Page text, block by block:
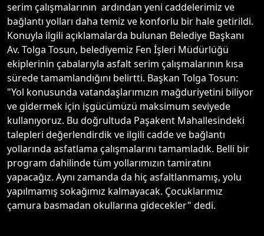
serim çalışmalarının ardından yeni caddelerimiz ve
bağlantı yolları daha temiz ve konforlu bir hale getirildi.
Konuyla ilgili açıklamalarda bulunan Belediye Başkanı
Av. Tolga Tosun, belediyemiz Fen İşleri Müdürlüğü
ekiplerinin çabalarıyla asfalt serim çalışmalarının kısa
sürede tamamlandığını belirtti. Başkan Tolga Tosun:
"Yol konusunda vatandaşlarımızın mağduriyetini biliyor
ve gidermek için işgücümüzü maksimum seviyede
kullanıyoruz. Bu doğrultuda Paşakent Mahallesindeki
talepleri değerlendirdik ve ilgili cadde ve bağlantı
yollarında asfatlama çalışmalarını tamamladık. Belli bir
program dahilinde tüm yollarımızın tamiratını
yapacağız. Aynı zamanda da hiç asfaltlanmamış, yolu
yapılmamış sokağımız kalmayacak. Çocuklarımız
çamura basmadan okullarına gidecekler" dedi.